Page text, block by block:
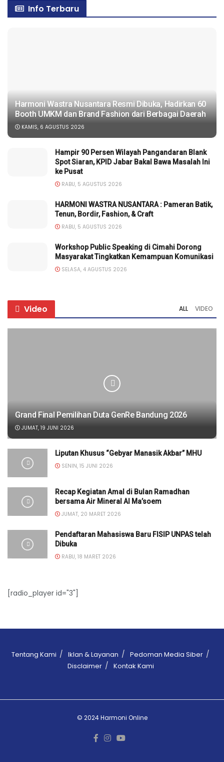
Info Terbaru
Harmoni Wastra Nusantara Resmi Dibuka, Hadirkan 60
Booth UMKM dan Brand Fashion dari Berbagai Daerah
KAMIS, 6 AGUSTUS 2026
Hampir 90 Persen Wilayah Pangandaran Blank
Spot Siaran, KPID Jabar Bakal Bawa Masalah Ini
ke Pusat
RABU, 5 AGUSTUS 2026
HARMONI WASTRA NUSANTARA : Pameran Batik,
Tenun, Bordir, Fashion, & Craft
RABU, 5 AGUSTUS 2026
Workshop Public Speaking di Cimahi Dorong
Masyarakat Tingkatkan Kemampuan Komunikasi
SELASA, 4 AGUSTUS 2026
Video ALL VIDEO
Grand Final Pemilihan Duta GenRe Bandung 2026
JUMAT, 19 JUNI 2026
Liputan Khusus “Gebyar Manasik Akbar” MHU
SENIN, 15 JUNI 2026
Recap Kegiatan Amal di Bulan Ramadhan
bersama Air Mineral Al Ma’soem
JUMAT, 20 MARET 2026
Pendaftaran Mahasiswa Baru FISIP UNPAS telah
Dibuka
RABU, 18 MARET 2026
[radio_player id="3"]
Tentang Kami Iklan & Layanan
Pedoman Media Siber
Disclaimer
Kontak Kami
© 2024 Harmoni Online